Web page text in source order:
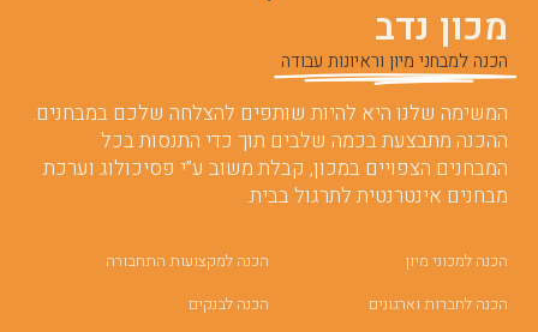
מכון נדב
הכנה למבחני מיון וראיונות עבודה
המשימה שלנו היא להיות שותפים להצלחה שלכם במבחנים.
ההכנה מתבצעת בכמה שלבים תוך כדי התנסות בכל
המבחנים הצפויים במכון, קבלת משוב ע”י פסיכולוג וערכת
מבחנים אינטרנטית לתרגול בבית.
הכנה למכוני מיון
הכנה לחברות וארגונים
הכנה למקצועות התחבורה
הכנה לבנקים